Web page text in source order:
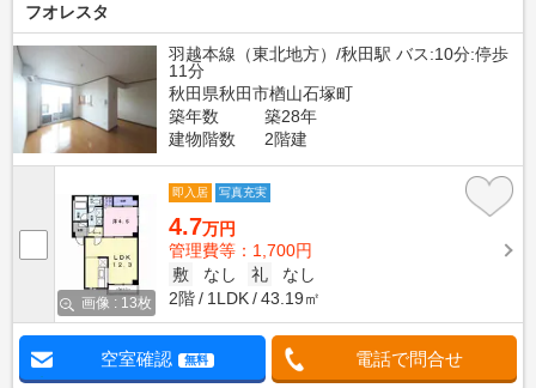
フオレスタ
羽越本線（東北地方）/秋田駅 バス:10分:停歩
11分
秋田県秋田市楢山石塚町
築年数
築28年
建物階数
2階建
画像 : 13枚
即入居 写真充実
4.7万円
管理費等：1,700円
敷
なし 礼
なし
2階
1LDK 43.19㎡
空室確認 無料 電話で問合せ